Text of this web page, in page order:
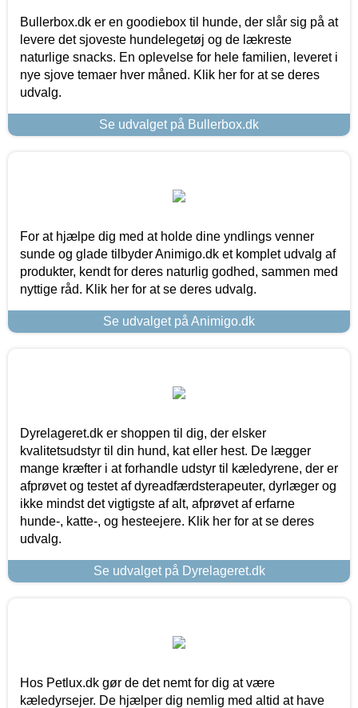
Bullerbox.dk er en goodiebox til hunde, der slår sig på at
levere det sjoveste hundelegetøj og de lækreste
naturlige snacks. En oplevelse for hele familien, leveret i
nye sjove temaer hver måned. Klik her for at se deres
udvalg.
Se udvalget på Bullerbox.dk
For at hjælpe dig med at holde dine yndlings venner
sunde og glade tilbyder Animigo.dk et komplet udvalg af
produkter, kendt for deres naturlig godhed, sammen med
nyttige råd. Klik her for at se deres udvalg.
Se udvalget på Animigo.dk
Dyrelageret.dk er shoppen til dig, der elsker
kvalitetsudstyr til din hund, kat eller hest. De lægger
mange kræfter i at forhandle udstyr til kæledyrene, der er
afprøvet og testet af dyreadfærdsterapeuter, dyrlæger og
ikke mindst det vigtigste af alt, afprøvet af erfarne
hunde-, katte-, og hesteejere. Klik her for at se deres
udvalg.
Se udvalget på Dyrelageret.dk
Hos Petlux.dk gør de det nemt for dig at være
kæledyrsejer. De hjælper dig nemlig med altid at have